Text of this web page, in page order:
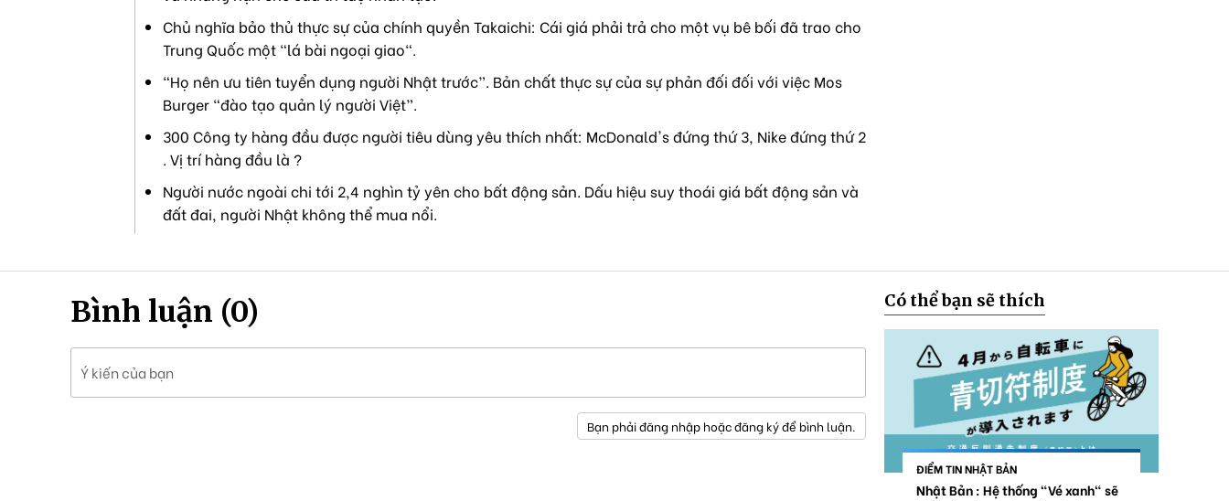
Chủ nghĩa bảo thủ thực sự của chính quyền Takaichi: Cái giá phải trả cho một vụ bê bối đã trao cho
Trung Quốc một "lá bài ngoại giao".
“Họ nên ưu tiên tuyển dụng người Nhật trước”. Bản chất thực sự của sự phản đối đối với việc Mos
Burger “đào tạo quản lý người Việt”.
300 Công ty hàng đầu được người tiêu dùng yêu thích nhất: McDonald's đứng thứ 3, Nike đứng thứ 2
. Vị trí hàng đầu là ?
Người nước ngoài chi tới 2,4 nghìn tỷ yên cho bất động sản. Dấu hiệu suy thoái giá bất động sản và
đất đai, người Nhật không thể mua nổi.
Bình luận (0)
Ý kiến của bạn
Bạn phải đăng nhập hoặc đăng ký để bình luận.
Có thể bạn sẽ thích
ĐIỂM TIN NHẬT BẢN
Nhật Bản : Hệ thống "Vé xanh" sẽ